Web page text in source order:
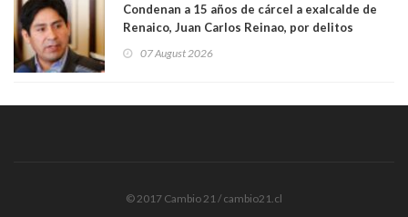
Condenan a 15 años de cárcel a exalcalde de
Renaico, Juan Carlos Reinao, por delitos
07 August 2026
© 2017 Cambio 21 / cambio21.cl